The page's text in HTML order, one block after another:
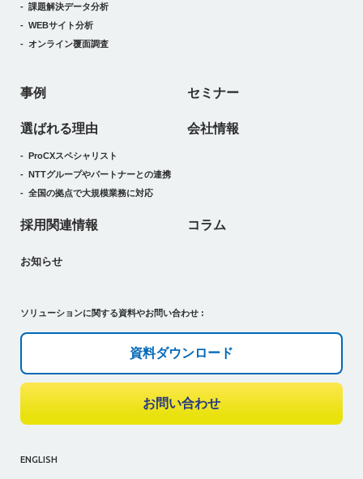
課題解決データ分析
WEBサイト分析
オンライン覆面調査
事例 セミナー
選ばれる理由
ProCXスペシャリスト
NTTグループやパートナーとの連携
全国の拠点で大規模業務に対応
会社情報
採用関連情報 コラム
お知らせ
ソリューションに関する資料やお問い合わせ :
資料ダウンロード
お問い合わせ
ENGLISH